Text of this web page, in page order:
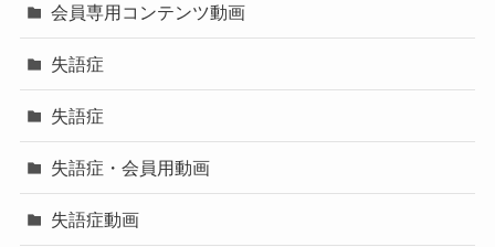
会員専用コンテンツ動画
失語症
失語症
失語症・会員用動画
失語症動画